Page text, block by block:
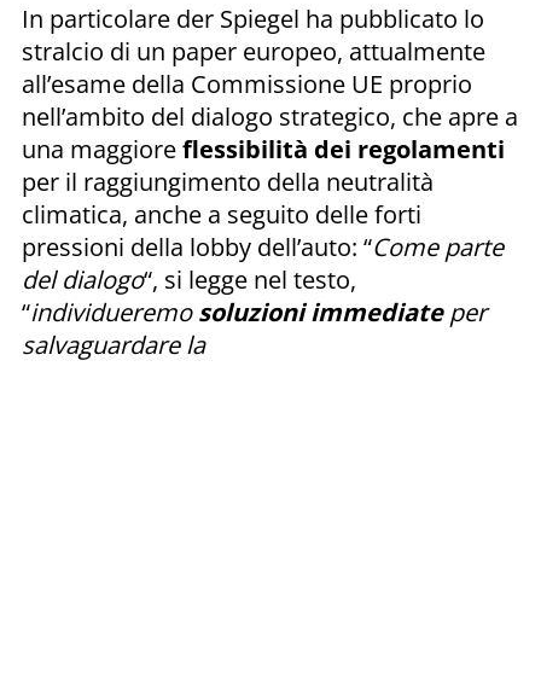
In particolare der Spiegel ha pubblicato lo
stralcio di un paper europeo, attualmente
all’esame della Commissione UE proprio
nell’ambito del dialogo strategico, che apre a
una maggioreflessibilità dei regolamenti
per il raggiungimento della neutralità
climatica, anche a seguito delle forti
pressioni della lobby dell’auto: “Come parte
del dialogo“, si legge nel testo,
“individueremosoluzioni immediateper
salvaguardare la